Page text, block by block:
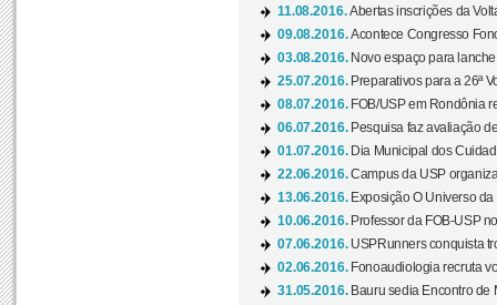
11.08.2016.Abertas inscrições da
09.08.2016.Acontece Congresso
03.08.2016. Novo espaço para
25.07.2016. Preparativos para a 26ª
08.07.2016. FOB/USP em Rondônia
06.07.2016. Pesquisa faz avaliação
01.07.2016. Dia Municipal dos
22.06.2016.Campus da USP
13.06.2016. Exposição O Universo
10.06.2016. Professor da FOB-USP
07.06.2016. USPRunners conquista
02.06.2016. Fonoaudiologia recruta
31.05.2016. Bauru sedia Encontro de